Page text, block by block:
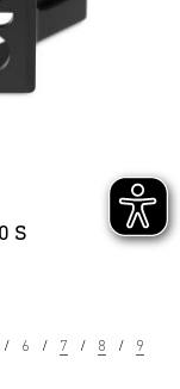
S
6 7 8 9